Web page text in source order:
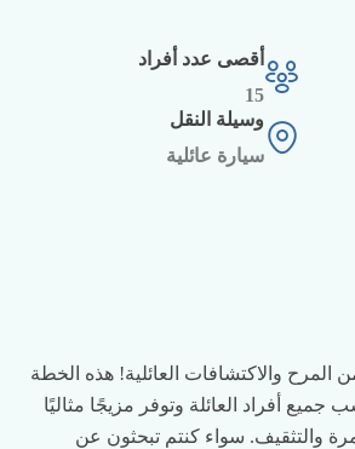
أقصى عدد أفراد
15
وسيلة النقل
سيارة عائلية
المرح والاكتشافات العائلية! هذه الخطة
أفراد العائلة وتوفر مزيجًا مثاليًا
والتثقيف. سواء كنتم تبحثون عن